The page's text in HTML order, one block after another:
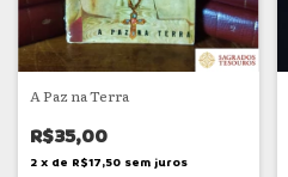
A Paz na Terra
R$35,00
2 x de R$17,50 sem juros